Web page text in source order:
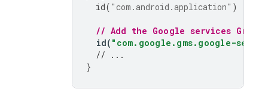
id( "com.android.application" )
// Add the Google services
id( "com.google.gms.google-
// ...
}